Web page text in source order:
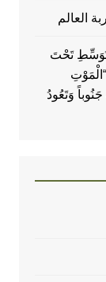
العالم
تَحْتَ
وَتَعُودُ